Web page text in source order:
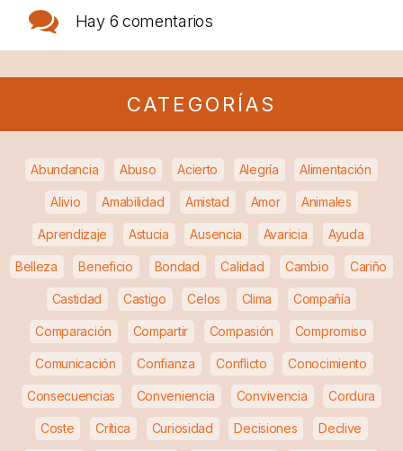
Hay 6 comentarios
CATEGORÍAS
Abundancia Abuso Acierto Alegría Alimentación
Alivio Amabilidad Amistad Amor Animales
Aprendizaje Astucia Ausencia Avaricia Ayuda
Belleza Beneficio Bondad Calidad Cambio Cariño
Castidad Castigo Celos Clima Compañía
Comparación Compartir Compasión Compromiso
Comunicación Confianza Conflicto Conocimiento
Consecuencias Conveniencia Convivencia Cordura
Coste Crítica Curiosidad Decisiones Declive